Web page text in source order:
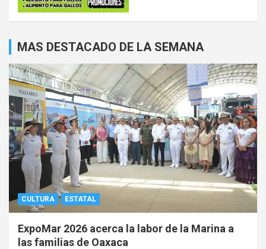
MAS DESTACADO DE LA SEMANA
CULTURA ESTATAL
ExpoMar 2026 acerca la labor de la Marina a
las familias de Oaxaca